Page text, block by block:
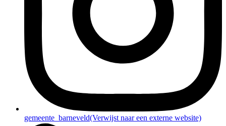
gemeente_barneveld(Verwijst naar een externe website)